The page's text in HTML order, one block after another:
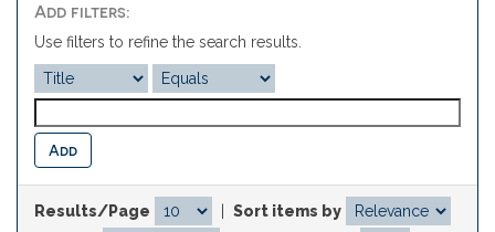
Add filters:
Use filters to refine the search results.
Results/Page
Sort items by